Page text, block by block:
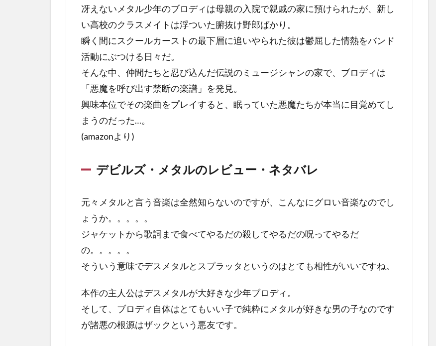
1.3
デビ
ルズ
メタ
ルの
ト結
末
は？
1.4
ル
メタ
ルの
りに
冴えないメタル少年のブロディは母親の入院で親戚の家に預けられたが、新し
い高校のクラスメイトは浮ついた腑抜け野郎ばかり。
瞬く間にスクールカーストの最下層に追いやられた彼は鬱屈した情熱をバンド
活動にぶつける日々だ。
そんな中、仲間たちと忍び込んだ伝説のミュージシャンの家で、ブロディは
「悪魔を呼び出す禁断の楽譜」を発見。
興味本位でその楽曲をプレイすると、眠っていた悪魔たちが本当に目覚めてし
まうのだった…。
(amazonより)
デビルズ・メタルのレビュー・ネタバレ
元々メタルと言う音楽は全然知らないのですが、こんなにグロい音楽なのでし
ょうか。。。。。
ジャケットから歌詞まで食べてやるだの殺してやるだの呪ってやるだ
の。。。。。
そういう意味でデスメタルとスプラッタというのはとても相性がいいですね。
本作の主人公はデスメタルが大好きな少年ブロディ。
そして、ブロディ自体はとてもいい子で純粋にメタルが好きな男の子なのです
が諸悪の根源はザックという悪友です。